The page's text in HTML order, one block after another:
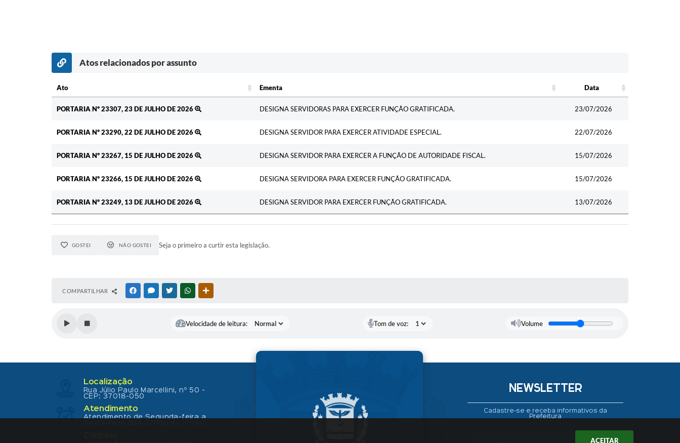
ACEITAR
Atos relacionados por assunto
Ato Ementa
Data
PORTARIA Nº 23307, 23 DE JULHO DE 2026
DESIGNA SERVIDORAS PARA EXERCER FUNÇÃO GRATIFICADA. 23/07/2026
PORTARIA Nº 23290, 22 DE JULHO DE 2026 DESIGNA SERVIDOR PARA EXERCER ATIVIDADE ESPECIAL. 22/07/2026
PORTARIA Nº 23267, 15 DE JULHO DE 2026 DESIGNA SERVIDOR PARA EXERCER A FUNÇÃO DE AUTORIDADE FISCAL. 15/07/2026
PORTARIA Nº 23266, 15 DE JULHO DE 2026 DESIGNA SERVIDORA PARA EXERCER FUNÇÃO GRATIFICADA. 15/07/2026
PORTARIA Nº 23249, 13 DE JULHO DE 2026 DESIGNA SERVIDOR PARA EXERCER FUNÇÃO GRATIFICADA. 13/07/2026
GOSTEI NÃO GOSTEI Seja o primeiro a curtir esta legislação.
COMPARTILHAR FACEBOOKMESSENGER
TWITTERWHATSAPP
Velocidade de leitura: Tom de voz: Volume
Localização
Rua Júlio Paulo Marcellini, nº 50 -
CEP: 37018-050
Atendimento
Atendimento de Segunda-feira a
NEWSLETTER
Cadastre-se e receba informativos da
Prefeitura